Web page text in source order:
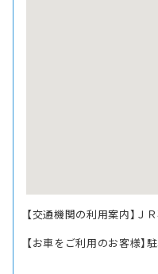
【交通機関の利用案内】Ｊ
【お車をご利用のお客様】